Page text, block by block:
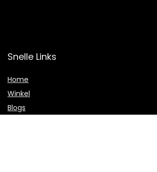
Snelle Links
Home
Winkel
Blogs